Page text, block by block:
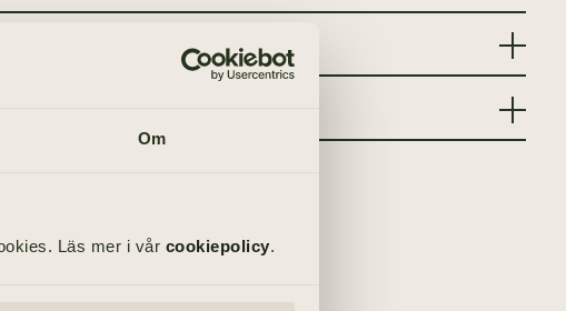
Om
Läs mer i vår cookiepolicy.